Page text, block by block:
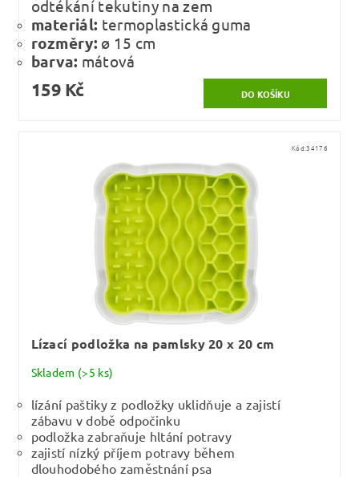
odtékání tekutiny na zem
materiál: termoplastická guma
rozměry: ø 15 cm
barva: mátová
159 Kč
Kód:34176
Lízací podložka na pamlsky 20 x 20 cm
Skladem (>5 ks)
lízání paštiky z podložky uklidňuje a zajistí
zábavu v době odpočinku
podložka zabraňuje hltání potravy
zajistí nízký příjem potravy během
dlouhodobého zaměstnání psa